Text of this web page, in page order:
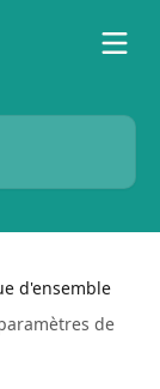
d'ensemble
de